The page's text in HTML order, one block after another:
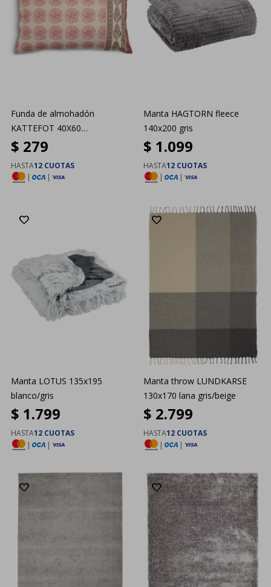
Funda de almohadón
KATTEFOT 40X60
rosa/marrón
$ 279
HASTA12 CUOTAS
|
|
Manta HAGTORN fleece
140x200 gris
$ 1.099
HASTA12 CUOTAS
|
|
Manta LOTUS 135x195
blanco/gris
$ 1.799
HASTA12 CUOTAS
|
|
Manta throw LUNDKARSE
130x170 lana gris/beige
$ 2.799
HASTA12 CUOTAS
|
|